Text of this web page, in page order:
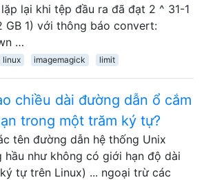
lại khi tệp đầu ra đã đạt 2 ^ 31-1
GB 1) với thông báo convert:
…
linux imagemagick limit
chiều dài đường dẫn ổ cắm
trong một trăm ký tự?
tên đường dẫn hệ thống Unix
hầu như không có giới hạn độ dài
tự trên Linux) ... ngoại trừ các